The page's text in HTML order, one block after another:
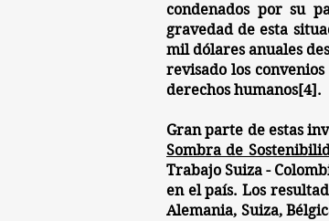
condenados por su
gravedad de esta
mil dólares anuales
revisado los
derechos humanos[4].
Gran parte de estas
Sombra de
Trabajo Suiza -
en el país. Los
Alemania, Suiza,